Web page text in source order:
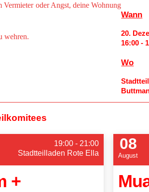
Vermieter oder Angst, deine Wohnung
wehren.
Wann
20.
16:00 -
Wo
19:00 - 21:00
Stadtteilladen Rote Ella
+
08
August